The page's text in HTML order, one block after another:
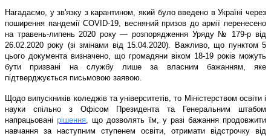
Нагадаємо, у зв'язку з карантином, який було введено в Україні через
поширення пандемії COVID-19, весняний призов до армії перенесено
на травень-липень 2020 року — розпорядження Уряду № 179-р від
26.02.2020 року (зі змінами від 15.04.2020). Важливо, що пунктом 5
цього документа визначено, що громадяни віком 18-19 років можуть
бути призвані на службу лише за власним бажанням, яке
підтверджується письмовою заявою.
Щодо випускників коледжів та університетів, то Міністерством освіти і
науки спільно з Офісом Президента та Генеральним штабом
напрацьованірішення , що дозволять їм, у разі бажання продовжити
навчання за наступним ступенем освіти, отримати відстрочку від